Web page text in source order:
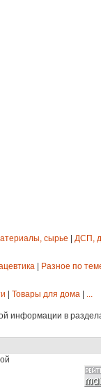
сырье ДСП,
Разное по
Товары для дома ...
информации в